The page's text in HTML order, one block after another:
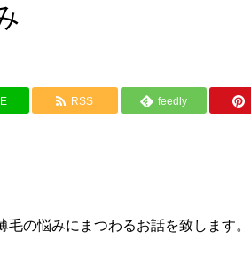
RSS feedly
の悩みにまつわるお話を致します。